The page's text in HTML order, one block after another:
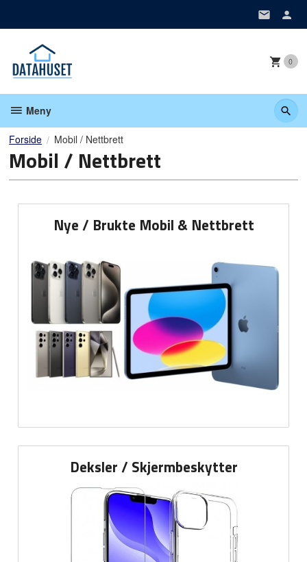
0
Meny
Forside Mobil / Nettbrett
Mobil / Nettbrett
Nye / Brukte Mobil & Nettbrett
Deksler / Skjermbeskytter